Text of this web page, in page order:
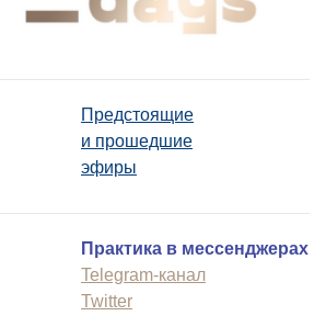
Предстоящие
и прошедшие
эфиры
Практика в мессенджерах
Telegram-канал
Twitter